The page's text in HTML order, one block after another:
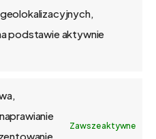
podstawie aktywnie
Zawsze aktywne